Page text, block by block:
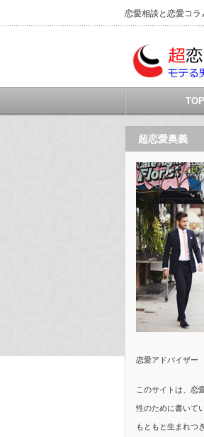
恋愛相談と恋愛コ
TOP
超恋愛奥義
恋愛アドバイザー
このサイトは、恋
性のために書いて
もともと生まれつ